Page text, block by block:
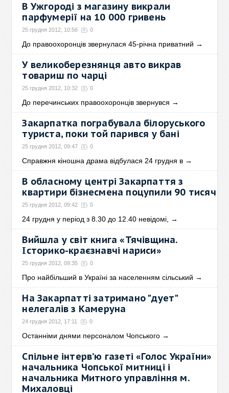
В Ужгороді з магазину викрали
парфумерії на 10 000 гривень
25 грудня 2012, 10:56 0
До правоохоронців звернулася 45-річна приватний →
У великоберезнянця авто викрав
товариш по чарці
25 грудня 2012, 10:32 0
До перечинських правоохоронців звернувся →
Закарпатка пограбувала білоруського
туриста, поки той парився у бані
25 грудня 2012, 09:47 0
Справжня кіношна драма відбулася 24 грудня в →
В обласному центрі Закарпаття з
квартири бізнесмена поцупили 90 тисяч
25 грудня 2012, 09:42 0
24 грудня у період з 8.30 до 12.40 невідомі, →
Вийшла у світ книга «Тячівщина.
Історико-краєзнавчі нариси»
25 грудня 2012, 09:35 0
Про найбільший в Україні за населенням сільський →
На Закарпатті затримано "дует"
нелегалів з Камеруна
24 грудня 2012, 17:11 0
Останніми днями персоналом Чопського →
Спільне інтерв’ю газеті «Голос України»
начальника Чопської митниці і
начальника Митного управління м.
Михаловці